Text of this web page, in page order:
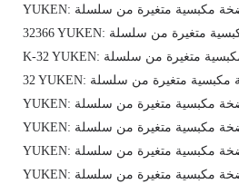
YUKEN: مضخة مكبسية متغيرة من سلسلة A37-F-R-04-H-K-A-
32366 YUKEN: مضخة مكبسية متغيرة من سلسلة A37-F-R-01-B-
K-32 YUKEN: مضخة مكبسية متغيرة من سلسلة A37-F-R-01-H-K-
32 YUKEN: مضخة مكبسية متغيرة من سلسلة A37-L-R-01-C-K-32
YUKEN: مضخة مكبسية متغيرة من سلسلة A37-L-R-01-B-K-32
YUKEN: مضخة مكبسية متغيرة من سلسلة A37-L-R-01-H-K-32
YUKEN: مضخة مكبسية متغيرة من سلسلة A37-F-R-01-C-S-K-32
YUKEN: مضخة مكبسية متغيرة من سلسلة A37-F-R-01-B-S-K-32